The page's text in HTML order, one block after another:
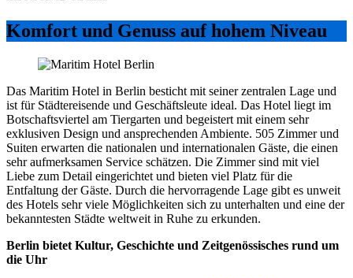
Komfort und Genuss auf hohem Niveau
Das Maritim Hotel in Berlin besticht mit seiner zentralen Lage und
ist für Städtereisende und Geschäftsleute ideal. Das Hotel liegt im
Botschaftsviertel am Tiergarten und begeistert mit einem sehr
exklusiven Design und ansprechenden Ambiente. 505 Zimmer und
Suiten erwarten die nationalen und internationalen Gäste, die einen
sehr aufmerksamen Service schätzen. Die Zimmer sind mit viel
Liebe zum Detail eingerichtet und bieten viel Platz für die
Entfaltung der Gäste. Durch die hervorragende Lage gibt es unweit
des Hotels sehr viele Möglichkeiten sich zu unterhalten und eine der
bekanntesten Städte weltweit in Ruhe zu erkunden.
Berlin bietet Kultur, Geschichte und Zeitgenössisches rund um
die Uhr